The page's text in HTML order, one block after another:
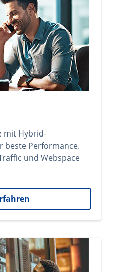
mit Hybrid-
beste Performance.
und Webspace